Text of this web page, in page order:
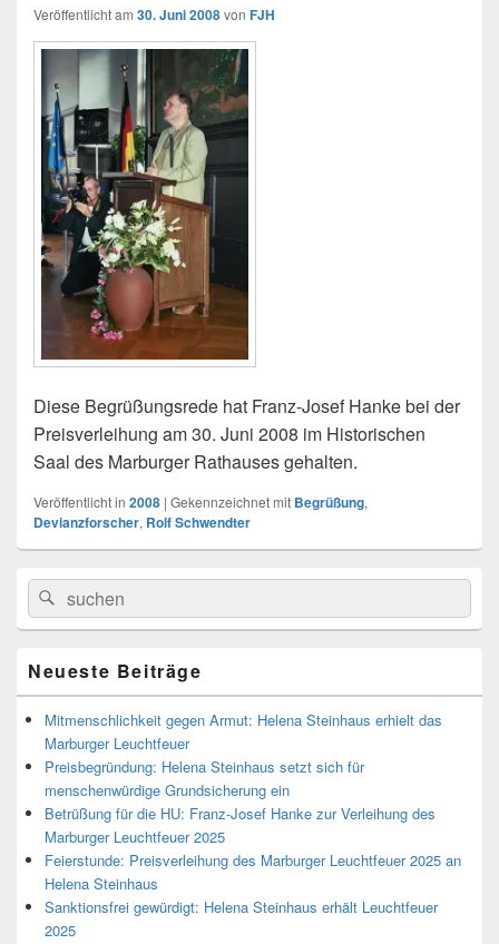
Veröffentlicht am 30. Juni 2008von FJH
Diese Begrüßungsrede hat Franz-Josef Hanke bei der
Preisverleihung am 30. Juni 2008 im Historischen
Saal des Marburger Rathauses gehalten.
Veröffentlicht in 2008 | Gekennzeichnet mit Begrüßung,
Devianzforscher, Rolf Schwendter
Primärer
Seitenleisten
Widget-
Bereich
Search
for:
Suche
Neueste Beiträge
Mitmenschlichkeit gegen Armut: Helena Steinhaus erhielt das
Marburger Leuchtfeuer
Preisbegründung: Helena Steinhaus setzt sich für
menschenwürdige Grundsicherung ein
Betrüßung für die HU: Franz-Josef Hanke zur Verleihung des
Marburger Leuchtfeuer 2025
Feierstunde: Preisverleihung des Marburger Leuchtfeuer 2025 an
Helena Steinhaus
Sanktionsfrei gewürdigt: Helena Steinhaus erhält Leuchtfeuer
2025